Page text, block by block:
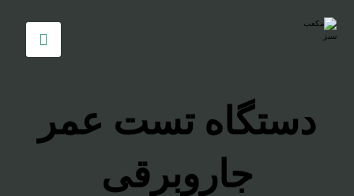
دستگاه تست عمر
جاروبرقی